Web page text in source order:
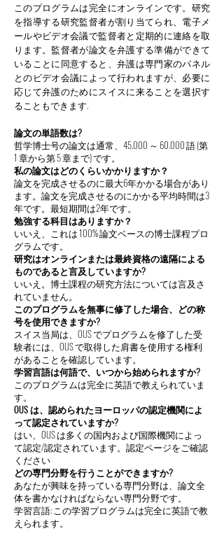
このプログラムは完全にオンラインです。研究
を指導する研究監督者が割り当てられ、電子メ
ールやビデオ会議で監督者と定期的に連絡を取
ります。監督者が論文を弁護する準備ができて
いることに同意すると、弁護は専門家のパネル
とのビデオ会議によって行われますが、必要に
応じて弁護のためにスイスに来ることを選択す
ることもできます.
論文の単語数は?
哲学博士号の論文は通常、45.000 ～ 60.000 語 (第
1 章から第 5 章まで) です。
私の論文はどのくらいかかりますか？
論文を完成させるのに最大6年かかる場合があり
ます。論文を完成させるのにかかる平均時間は3
年です。最短期間は2年です。
勉強する科目はありますか？
いいえ、これは 100% 論文ベースの博士課程プロ
グラムです。
研究はオンラインまたは最終資格の遠隔による
ものであると言及していますか?
いいえ。博士課程の研究方法については言及さ
れていません。
このプログラムを無事に修了した場合、どの称
号を使用できますか?
スイス当局は、OUS でプログラムを修了した受
験者には、OUS で取得した肩書を使用する権利
があることを確認しています。
学習言語は何語で、いつから始められますか?
このプログラムは完全に英語で教えられていま
す。
OUS は、認められたヨーロッパの認定機関によ
って認定されていますか?
はい、OUS は多くの国内および国際機関によっ
て認定/認定されています。認定ページをご確認
ください
どの専門分野を行うことができますか?
あなたが興味を持っている専門分野は、論文全
体を書かなければならない専門分野です。
学習言語: この学習プログラムは完全に英語で教
えられます。